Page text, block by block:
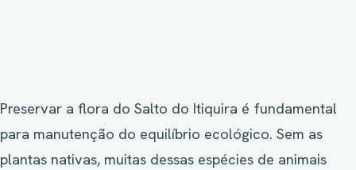
Preservar a flora do Salto do Itiquira é fundamental
para manutenção do equilíbrio ecológico. Sem as
plantas nativas, muitas dessas espécies de animais